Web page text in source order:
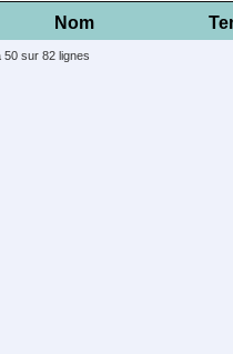
Nom
50 sur 82 lignes